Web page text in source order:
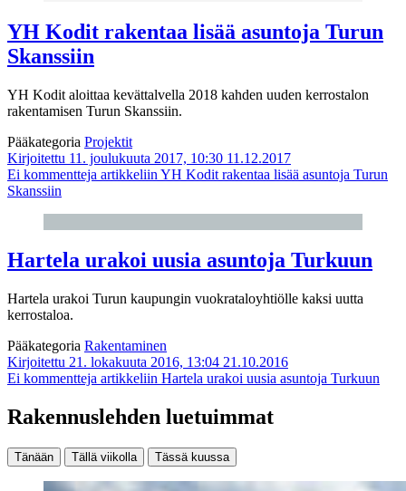
YH Kodit rakentaa lisää asuntoja Turun
Skanssiin
YH Kodit aloittaa kevättalvella 2018 kahden uuden kerrostalon
rakentamisen Turun Skanssiin.
Pääkategoria Projektit
Kirjoitettu 11. joulukuuta 2017, 10:30 11.12.2017
Ei kommentteja artikkeliin YH Kodit rakentaa lisää asuntoja Turun
Skanssiin
Hartela urakoi uusia asuntoja Turkuun
Hartela urakoi Turun kaupungin vuokrataloyhtiölle kaksi uutta
kerrostaloa.
Pääkategoria Rakentaminen
Kirjoitettu 21. lokakuuta 2016, 13:04 21.10.2016
Ei kommentteja artikkeliin Hartela urakoi uusia asuntoja Turkuun
Rakennuslehden luetuimmat
Tänään Tällä viikolla Tässä kuussa